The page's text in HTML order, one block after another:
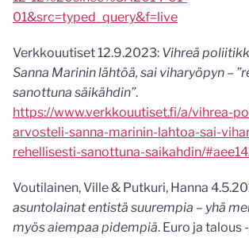
01&src=typed_query&f=live
Verkkouutiset 12.9.2023: Vihreä
Sanna Marinin lähtöä, sai viharyöpyn –
sanottuna säikähdin”.
https://www.verkkouutiset.fi/a/vihrea-
arvosteli-sanna-marinin-lahtoa-sai-
rehellisesti-sanottuna-saikahdin/
Voutilainen, Ville & Putkuri, Hanna
asuntolainat entistä suurempia – yhä
myös aiempaa pidempiä. Euro ja talous